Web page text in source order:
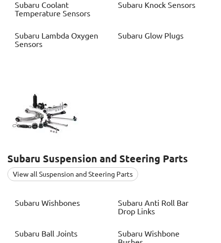
Subaru Coolant
Temperature Sensors
Subaru Knock Sensors
Subaru Lambda Oxygen
Sensors
Subaru Glow Plugs
Subaru Suspension and Steering Parts
View all Suspension and Steering Parts
Subaru Wishbones Subaru Anti Roll Bar
Drop Links
Subaru Ball Joints Subaru Wishbone